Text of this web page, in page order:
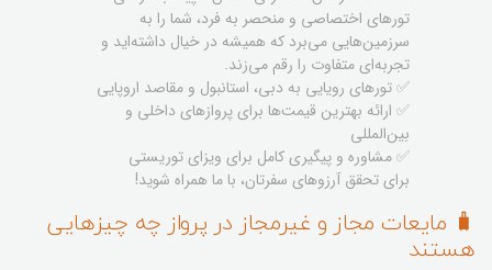
تورهای اختصاصی و منحصر به فرد، شما را به
سرزمین‌هایی می‌برد که همیشه در خیال داشته‌اید و
تجربه‌ای متفاوت را رقم می‌زند.
✅ تورهای رویایی به دبی، استانبول و مقاصد اروپایی
✅ ارائه بهترین قیمت‌ها برای پروازهای داخلی و
بین‌المللی
✅ مشاوره و پیگیری کامل برای ویزای توریستی
برای تحقق آرزوهای سفرتان، با ما همراه شوید!
🧳 مایعات مجاز و غیرمجاز در پرواز چه چیزهایی
هستند